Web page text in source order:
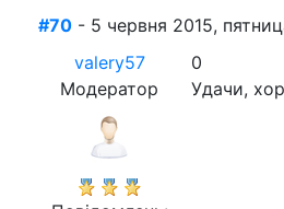
#70 - 5 червня 2015,
valery57
Модератор
0
Удачи,